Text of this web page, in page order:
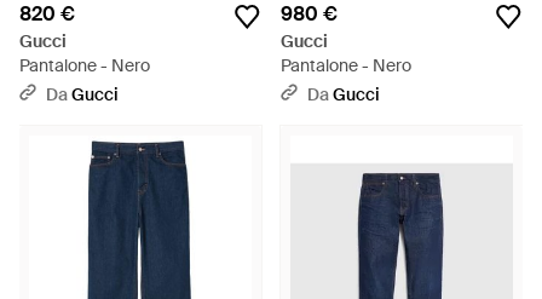
820 €
Gucci
Pantalone - Nero
DaGucci
980 €
Gucci
Pantalone - Nero
DaGucci